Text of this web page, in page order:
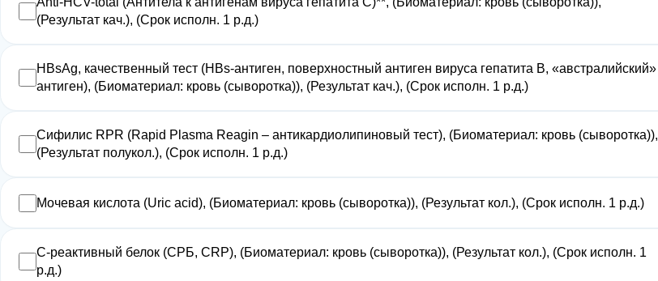
(Результат кач.), (Срок исполн. 1 р.д.)
HBsAg, качественный тест (HBs-антиген, поверхностный антиген вируса гепатита B, «австралийский»
антиген), (Биоматериал: кровь (сыворотка)), (Результат кач.), (Срок исполн. 1 р.д.)
Сифилис RPR (Rapid Plasma Reagin – антикардиолипиновый тест), (Биоматериал: кровь (сыворотка)),
(Результат полукол.), (Срок исполн. 1 р.д.)
Мочевая кислота (Uric acid), (Биоматериал: кровь (сыворотка)), (Результат кол.), (Срок исполн. 1 р.д.)
С-реактивный белок (СРБ, CRP), (Биоматериал: кровь (сыворотка)), (Результат кол.), (Срок исполн. 1
р.д.)